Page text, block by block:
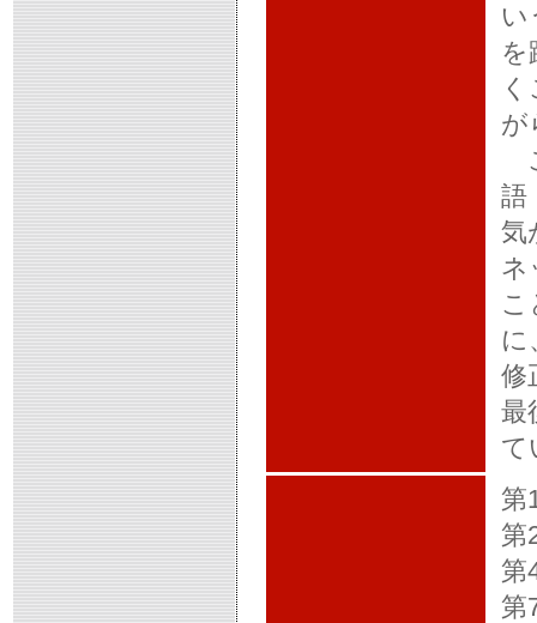
い
を
が
語
気
ネ
こ
に
修
最
て
第
第
第
第